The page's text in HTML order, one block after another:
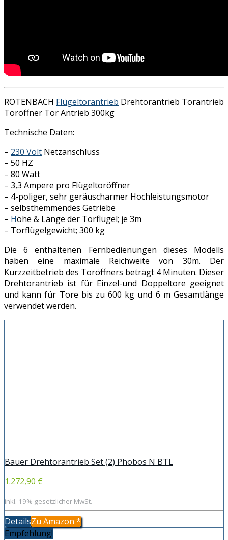
ROTENBACH Flügeltorantrieb Drehtorantrieb Torantrieb
Toröffner Tor Antrieb 300kg
Technische Daten:
– 230 Volt Netzanschluss
– 50 HZ
– 80 Watt
– 3,3 Ampere pro Flügeltoröffner
– 4-poliger, sehr geräuscharmer Hochleistungsmotor
– selbsthemmendes Getriebe
– Höhe & Länge der Torflügel; je 3m
– Torflügelgewicht; 300 kg
Die 6 enthaltenen Fernbedienungen dieses Modells
haben eine maximale Reichweite von 30m. Der
Kurzzeitbetrieb des Toröffners beträgt 4 Minuten. Dieser
Drehtorantrieb ist für Einzel-und Doppeltore geeignet
und kann für Tore bis zu 600 kg und 6 m Gesamtlänge
verwendet werden.
Bauer Drehtorantrieb Set (2) Phobos N BTL
1.272,90 €
inkl. 19% gesetzlicher MwSt.
DetailsZu Amazon *
Empfehlung!